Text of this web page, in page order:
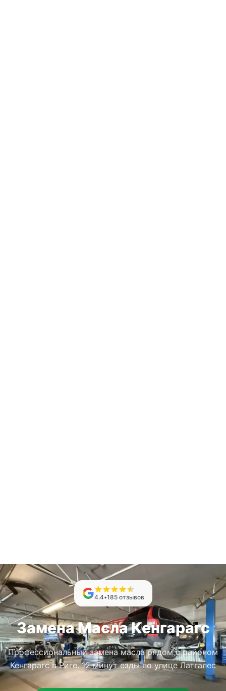
4.4•185 отзывов
Замена Масла Кенгарагс
Профессиональный замена масла рядом с районом
Кенгарагс в Риге. 12 минут езды по улице Латгалес